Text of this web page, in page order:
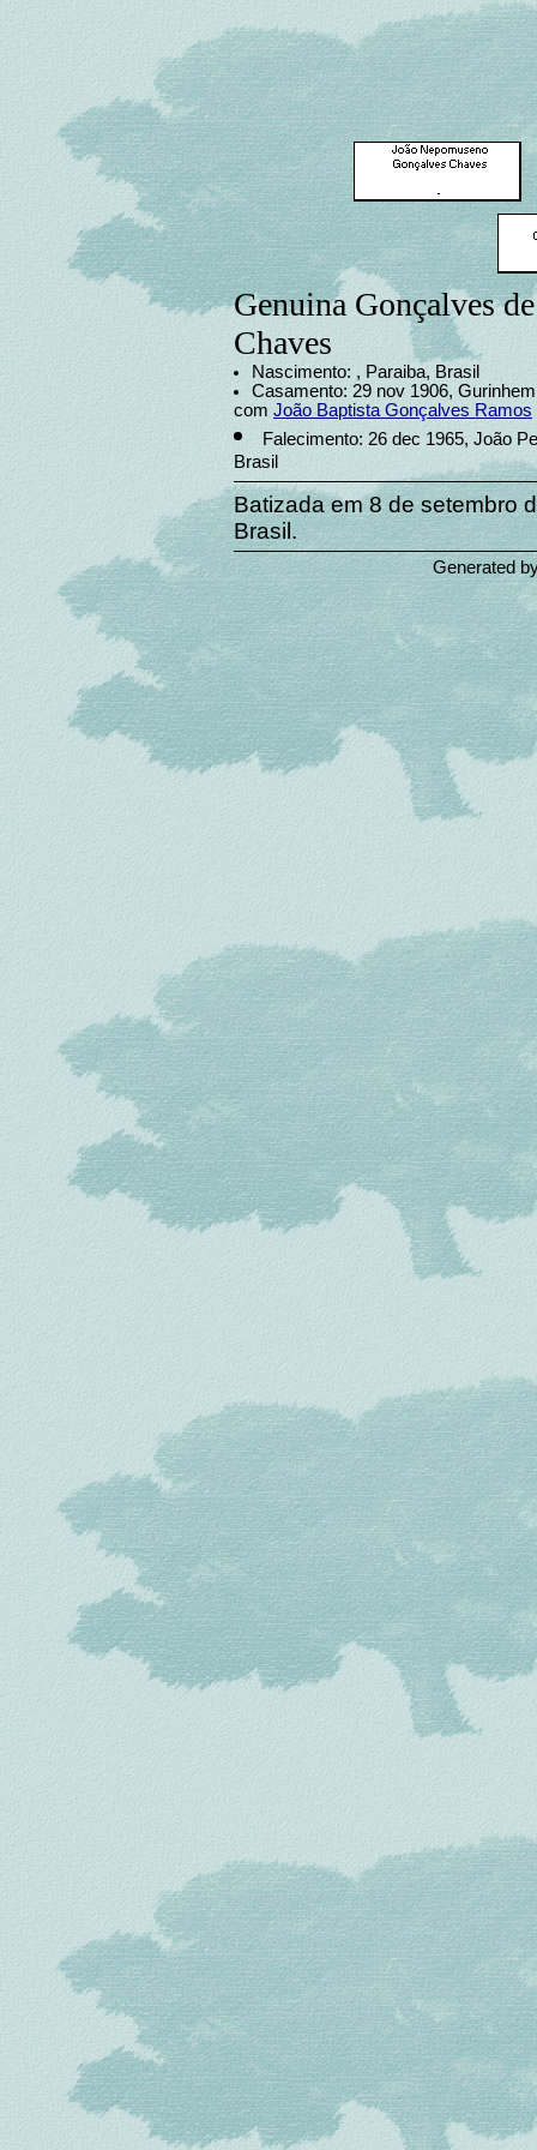
Genuina Gonçalves
Chaves
Nascimento: , Paraiba, Brasil
Casamento: 29 nov 1906,
com João Baptista Gonçalves Ramos
Falecimento: 26 dec 1965, João
Brasil
Batizada em 8 de setembro
Brasil.
Generated